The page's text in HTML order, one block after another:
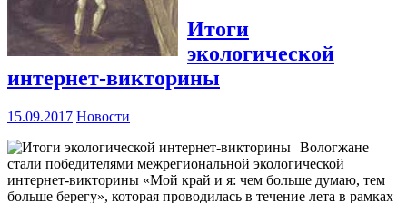
Итоги
экологической
интернет-викторины
15.09.2017 Новости
Вологжане
стали победителями межрегиональной экологической
интернет-викторины «Мой край и я: чем больше думаю, тем
больше берегу», которая проводилась в течение лета в рамках